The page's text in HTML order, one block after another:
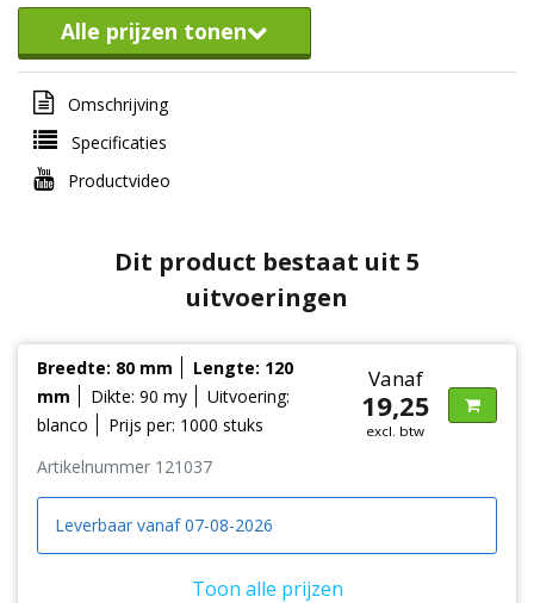
Alle prijzen tonen
Omschrijving
Specificaties
Productvideo
Dit product bestaat uit 5
uitvoeringen
Breedte: 80 mm
Lengte: 120
mm
Dikte: 90 my
Uitvoering:
blanco
Prijs per: 1000 stuks
Vanaf
19,25
excl. btw
Artikelnummer 121037
Leverbaar vanaf 07-08-2026
Toon alle prijzen